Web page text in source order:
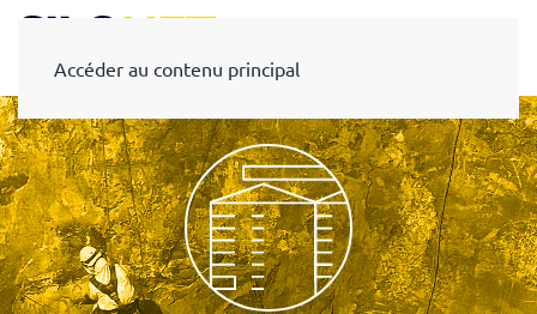
Accéder au contenu principal